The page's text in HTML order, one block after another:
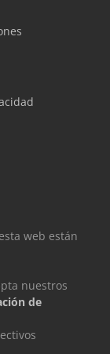
web están
nuestros
de